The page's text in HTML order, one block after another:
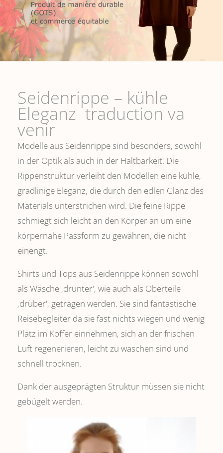
Seidenrippe­ – kühle
Eleganz traduction va
venir
Modelle aus Seidenrippe sind besonders, sowohl
in der Optik als auch in der Haltbarkeit. Die
Rippenstruktur verleiht den Modellen eine kühle,
gradlinige Eleganz, die durch den edlen Glanz des
Materials unterstrichen wird. Die feine Rippe
schmiegt sich leicht an den Körper an um eine
körpernahe Passform zu gewähren, die nicht
einengt.
Shirts und Tops aus Seidenrippe können sowohl
als Wäsche ,drunter', wie auch als Oberteile
‚drüber', getragen werden. Sie sind fantastische
Reisebegleiter da sie fast nichts wiegen und wenig
Platz im Koffer einnehmen, sich an der frischen
Luft regenerieren, leicht zu waschen sind und
schnell trocknen.
Dank der ausgeprägten Struktur müssen sie nicht
gebügelt werden.